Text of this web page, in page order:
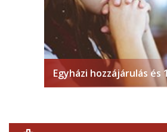
Egyházi hozzájárulás és